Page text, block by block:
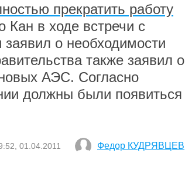
прекратить работу
в ходе встречи с
о необходимости
также заявил о
АЭС. Согласно
должны были появиться
01.04.2011 Федор КУДРЯВЦЕВ